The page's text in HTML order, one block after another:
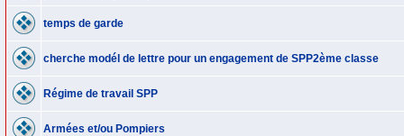
temps de garde
cherche modél de lettre pour un engagement de SPP2ème classe
Régime de travail SPP
Armées et/ou Pompiers